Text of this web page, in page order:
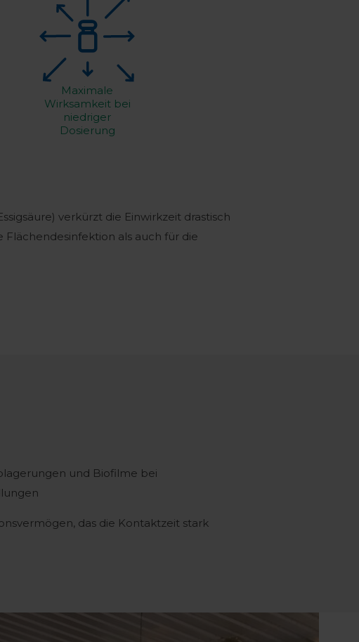
Maximale
Wirksamkeit bei
niedriger
Dosierung
verkürzt die Einwirkzeit drastisch
als auch für die
und Biofilme bei
das die Kontaktzeit stark